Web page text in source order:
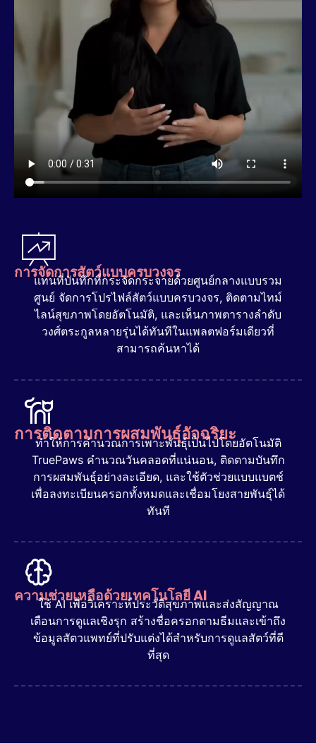
การจัดการสัตว์แบบครบวงจร
แทนที่บันทึกที่กระจัดกระจายด้วยศูนย์กลางแบบรวม
ศูนย์ จัดการโปรไฟล์สัตว์แบบครบวงจร, ติดตามไทม์
ไลน์สุขภาพโดยอัตโนมัติ, และเห็นภาพตารางลำดับ
วงศ์ตระกูลหลายรุ่นได้ทันทีในแพลตฟอร์มเดียวที่
สามารถค้นหาได้
การติดตามการผสมพันธุ์อัจฉริยะ
ทำให้การคำนวณการเพาะพันธุ์เป็นไปโดยอัตโนมัติ
TruePaws คำนวณวันคลอดที่แน่นอน, ติดตามบันทึก
การผสมพันธุ์อย่างละเอียด, และใช้ตัวช่วยแบบแบตช์
เพื่อลงทะเบียนครอกทั้งหมดและเชื่อมโยงสายพันธุ์ได้
ทันที
ความช่วยเหลือด้วยเทคโนโลยี AI
ใช้ AI เพื่อวิเคราะห์ประวัติสุขภาพและส่งสัญญาณ
เตือนการดูแลเชิงรุก สร้างชื่อครอกตามธีมและเข้าถึง
ข้อมูลสัตวแพทย์ที่ปรับแต่งได้สำหรับการดูแลสัตว์ที่ดี
ที่สุด